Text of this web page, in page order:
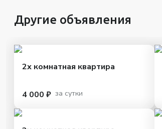
Другие объявления
2х комнатная квартира
4 000 ₽ за сутки